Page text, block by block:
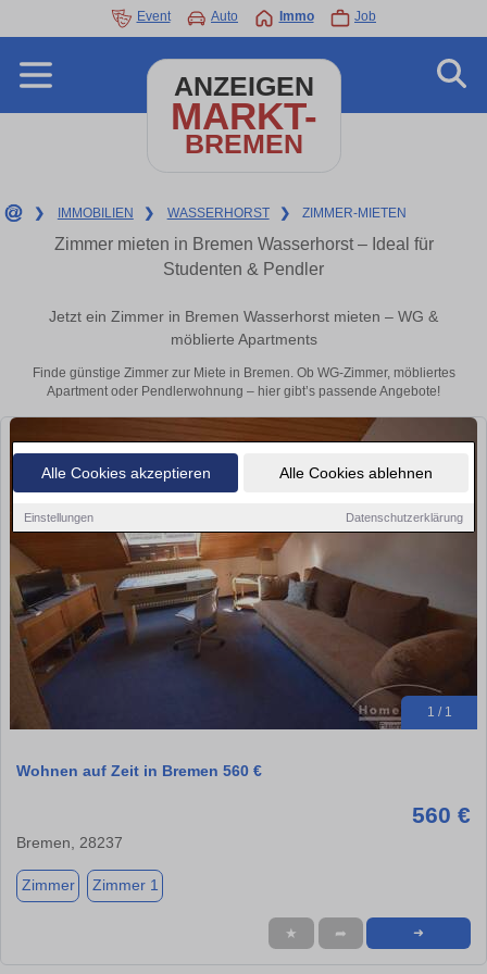
Alle Cookies akzeptieren Alle Cookies ablehnen
Einstellungen Datenschutzerklärung
Event Auto Immo Job
ANZEIGEN
MARKT-
BREMEN
❯ IMMOBILIEN ❯ WASSERHORST ❯ ZIMMER-MIETEN
Zimmer mieten in Bremen Wasserhorst – Ideal für
Studenten & Pendler
Jetzt ein Zimmer in Bremen Wasserhorst mieten – WG &
möblierte Apartments
Finde günstige Zimmer zur Miete in Bremen. Ob WG-Zimmer, möbliertes
Apartment oder Pendlerwohnung – hier gibt’s passende Angebote!
1 / 1
Wohnen auf Zeit in Bremen 560 €
560 €
Bremen, 28237
Zimmer Zimmer 1
★ ➦ ➜